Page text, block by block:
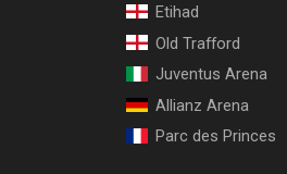
Etihad
Old Trafford
Juventus Arena
Allianz Arena
Parc des Princes